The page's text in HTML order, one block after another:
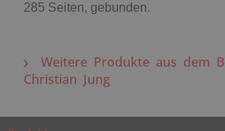
285 Seiten, gebunden.
Weitere Produkte aus dem
Christian Jung